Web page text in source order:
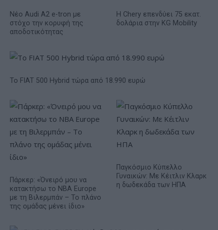
Νέο Audi A2 e-tron με
στόχο την κορυφή της
αποδοτικότητας
Η Chery επενδύει 75 εκατ.
δολάρια στην KG Mobility
Το FIAT 500 Hybrid τώρα από 18.990 ευρώ
Πάρκερ: «Όνειρό μου να
κατακτήσω το ΝΒΑ Europe
με τη Βιλερμπάν – Το πλάνο
της ομάδας μένει ίδιο»
Παγκόσμιο Κύπελλο
Γυναικών: Με Κέιτλιν Κλαρκ
η δωδεκάδα των ΗΠΑ